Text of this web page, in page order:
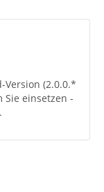
Version (2.0.0.*
Sie einsetzen -